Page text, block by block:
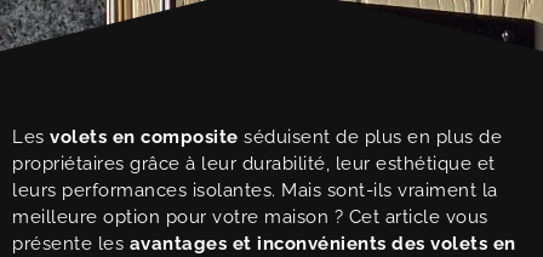
Les volets en composite séduisent de plus en plus de
propriétaires grâce à leur durabilité, leur esthétique et
leurs performances isolantes. Mais sont-ils vraiment la
meilleure option pour votre maison ? Cet article vous
présente les avantages et inconvénients des volets en